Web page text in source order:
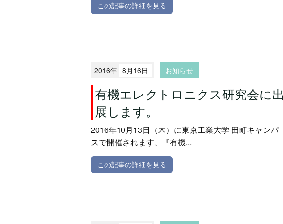
この記事の詳細を見る
2016年 8月16日 お知らせ
有機エレクトロニクス研究会に出
展します。
2016年10月13日（木）に東京工業大学 田町キャンパ
スで開催されます、『有機...
この記事の詳細を見る